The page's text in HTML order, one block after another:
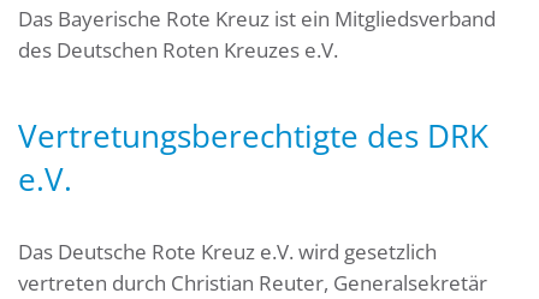
Das Bayerische Rote Kreuz ist ein Mitgliedsverband
des Deutschen Roten Kreuzes e.V.
Vertretungsberechtigte des DRK
e.V.
Das Deutsche Rote Kreuz e.V. wird gesetzlich
vertreten durch Christian Reuter, Generalsekretär